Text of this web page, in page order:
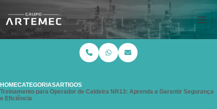
HOMECATEGORIASARTIGOS
Treinamento para Operador de Caldeira NR13: Aprenda a Garantir Segurança
e Eficiência